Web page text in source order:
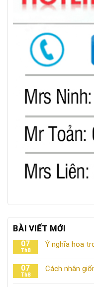
BÀI VIẾT MỚI
07
Th8
Ý nghĩa hoa
07
Th8
Cách nhân